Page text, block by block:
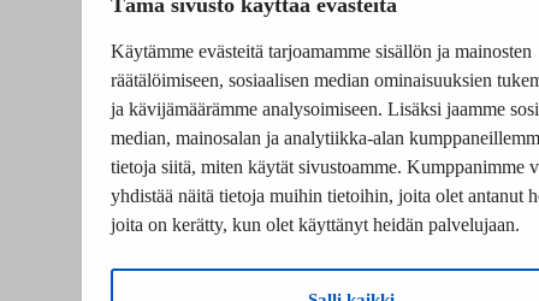
Tämä sivusto käyttää evästeitä
Käytämme evästeitä tarjoamamme sisällön ja mainosten
räätälöimiseen, sosiaalisen median ominaisuuksien
ja kävijämäärämme analysoimiseen. Lisäksi jaamme
median, mainosalan ja analytiikka-alan
tietoja siitä, miten käytät sivustoamme. Kumppanimme
yhdistää näitä tietoja muihin tietoihin, joita olet antanut
joita on kerätty, kun olet käyttänyt heidän palvelujaan.